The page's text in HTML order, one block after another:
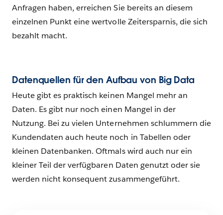
Anfragen haben, erreichen Sie bereits an diesem
einzelnen Punkt eine wertvolle Zeitersparnis, die sich
bezahlt macht.
Datenquellen für den Aufbau von Big Data
Heute gibt es praktisch keinen Mangel mehr an
Daten. Es gibt nur noch einen Mangel in der
Nutzung. Bei zu vielen Unternehmen schlummern die
Kundendaten auch heute noch in Tabellen oder
kleinen Datenbanken. Oftmals wird auch nur ein
kleiner Teil der verfügbaren Daten genutzt oder sie
werden nicht konsequent zusammengeführt.